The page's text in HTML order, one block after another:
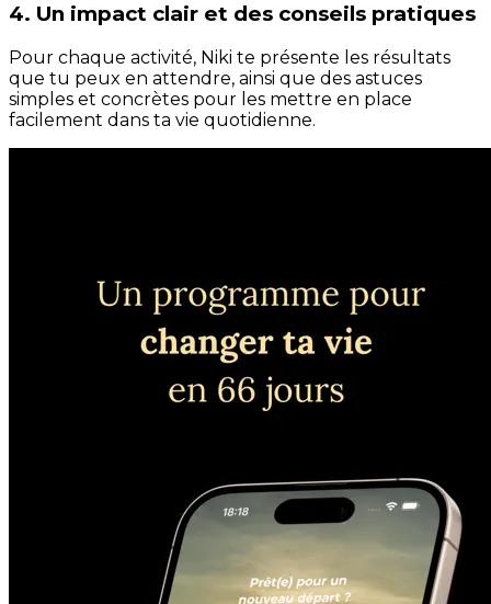
4. Un impact clair et des conseils pratiques
Pour chaque activité, Niki te présente les résultats
que tu peux en attendre, ainsi que des astuces
simples et concrètes pour les mettre en place
facilement dans ta vie quotidienne.